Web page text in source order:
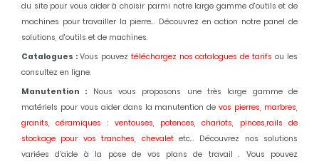
du site pour vous aider à choisir parmi notre large gamme d'outils et de
machines pour travailler la pierre... Découvrez en action notre panel de
solutions, d'outils et de machines.
Catalogues : Vous pouvez téléchargez nos catalogues de tarifs ou les
consultez en ligne.
Manutention : Nous vous proposons une très large gamme de
matériels pour vous aider dans la manutention devos pierres, marbres,
granits, céramiques : ventouses, potences, chariots, pinces,rails de
stockage pour vos tranches, chevalet etc... Découvrez nos solutions
variées d’aide à la pose de vos plans de travail . Vous pouvez